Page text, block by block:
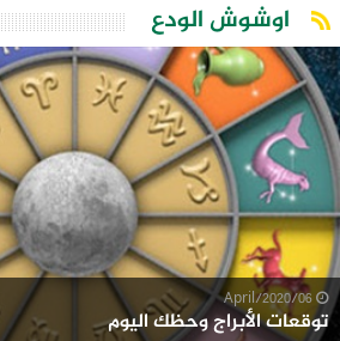
اوشوش الودع
توقعات الأبراج وحظك اليوم